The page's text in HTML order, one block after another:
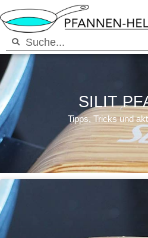
SILIT
Tipps, Tricks und